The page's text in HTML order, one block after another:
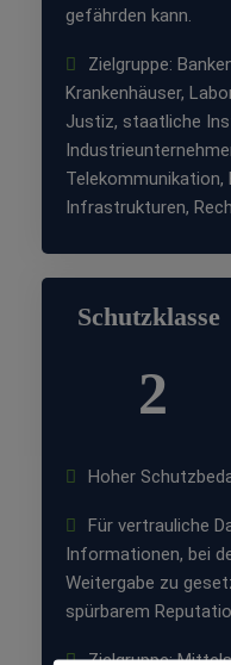
gefährden kann.
Zielgruppe:
Krankenhäuser,
Justiz, staatliche
Infrastrukturen,
Schutzklasse
2
Hoher
Für vertrauliche
Informationen, bei
Weitergabe zu
spürbarem
Zielgruppe: